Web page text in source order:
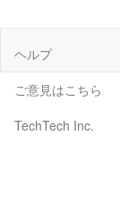
ヘルプ
ご意見はこちら
TechTech Inc.